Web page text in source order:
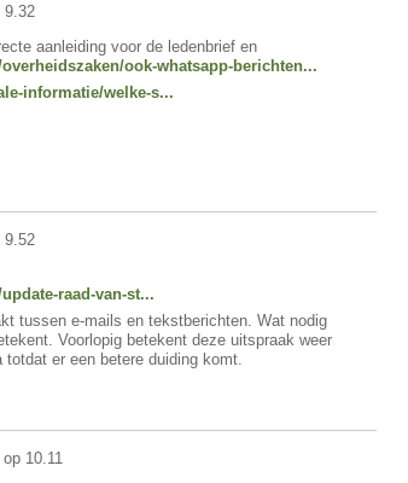
9.32
aanleiding voor de ledenbrief en
ook-whatsapp-berichten...
informatie/welke-s...
9.52
raad-van-st...
tussen e-mails en tekstberichten. Wat nodig
Voorlopig betekent deze uitspraak weer
er een betere duiding komt.
10.11